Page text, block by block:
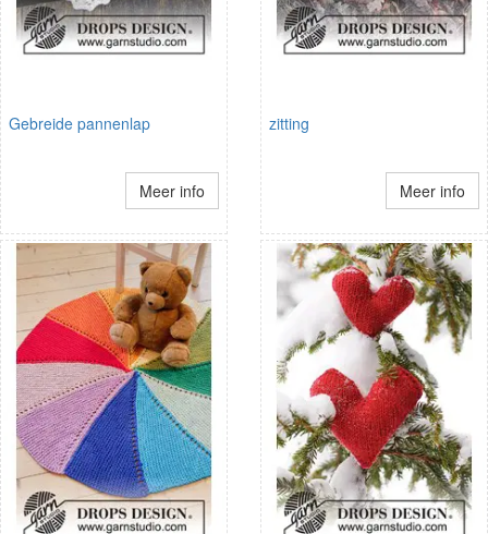
Gebreide pannenlap
Meer info
zitting
Meer info